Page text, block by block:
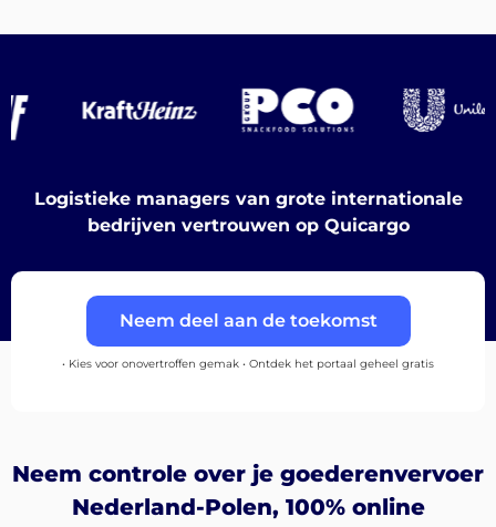
Ontdek
Nederlands
Aanmelden
Logistieke managers van grote internationale
bedrijven vertrouwen op Quicargo
Neem deel aan de toekomst
• Kies voor onovertroffen gemak • Ontdek het portaal geheel gratis
Neem controle over je goederenvervoer
Nederland-Polen, 100% online